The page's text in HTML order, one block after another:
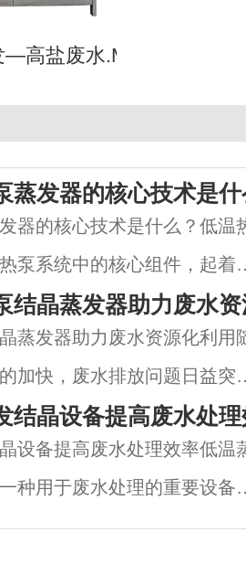
—高盐废水.MVR母液专业
蒸发器的核心技术是
器的核心技术是什么？低温
泵系统中的核心组件，起着
过利用低温热能进行蒸发，
发液体，实现对热能的转换。
温热泵蒸发器的核心技术。
结晶蒸发器助力废水
蒸发器助力废水资源化利用
加快，废水排放问题日益突
处理方法往往只能将废水进
无法实现废水资源化利用。然
不断进步，低温热泵结晶蒸
结晶设备提高废水处
设备提高废水处理效率低温
种用于废水处理的重要设备
过蒸发的方式将废水中的水